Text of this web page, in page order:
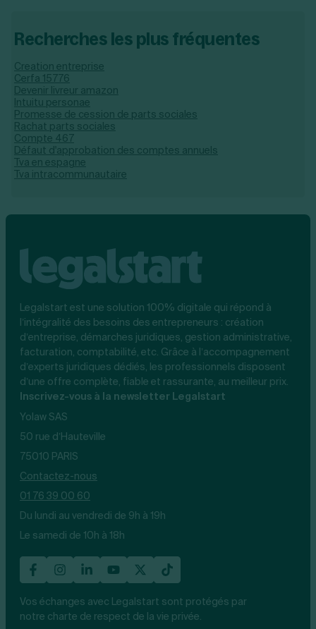
Recherches les plus fréquentes
Creation entreprise
Cerfa 15776
Devenir livreur amazon
Intuitu personae
Promesse de cession de parts sociales
Rachat parts sociales
Compte 467
Défaut d'approbation des comptes annuels
Tva en espagne
Tva intracommunautaire
Legalstart est une solution 100% digitale qui répond à
l’intégralité des besoins des entrepreneurs : création
d’entreprise, démarches juridiques, gestion administrative,
facturation, comptabilité, etc. Grâce à l’accompagnement
d’experts juridiques dédiés, les professionnels disposent
d’une offre complète, fiable et rassurante, au meilleur prix.
Inscrivez-vous à la newsletter Legalstart
Yolaw SAS
50 rue d’Hauteville
75010 PARIS
Contactez-nous
01 76 39 00 60
Du lundi au vendredi de 9h à 19h
Le samedi de 10h à 18h
Vos échanges avec Legalstart sont protégés par
notre charte de respect de la vie privée.